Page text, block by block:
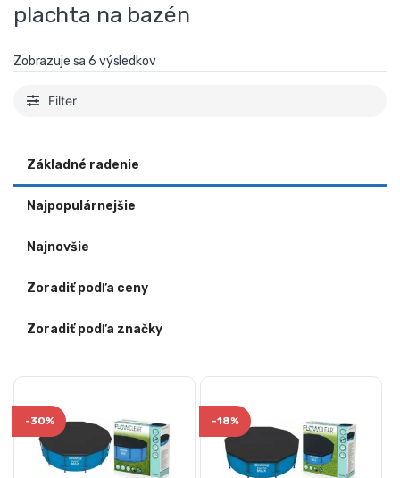
plachta na bazén
Zobrazuje sa 6 výsledkov
Filter
Základné radenie
Najpopulárnejšie
Najnovšie
Zoradiť podľa ceny
Zoradiť podľa značky
-30% -18%